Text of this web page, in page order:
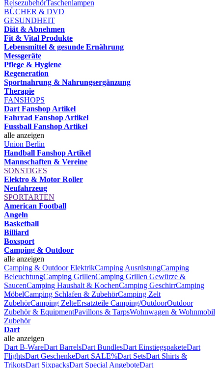
ReisezubehörTaschenlampen
BÜCHER & DVD
GESUNDHEIT
Diät & Abnehmen
Fit & Vital Produkte
Lebensmittel & gesunde Ernährung
Messgeräte
Pflege & Hygiene
Regeneration
Sportnahrung & Nahrungsergänzung
Therapie
FANSHOPS
Dart Fanshop Artikel
Fahrrad Fanshop Artikel
Fussball Fanshop Artikel
alle anzeigen
Union Berlin
Handball Fanshop Artikel
Mannschaften & Vereine
SONSTIGES
Elektro & Motor Roller
Neufahrzeug
SPORTARTEN
American Football
Angeln
Basketball
Billiard
Boxsport
Camping & Outdoor
alle anzeigen
Camping & Outdoor ElektrikCamping AusrüstungCamping
BeleuchtungCamping GrillenCamping Grillen Gewürze &
SaucenCamping Haushalt & KochenCamping GeschirrCamping
MöbelCamping Schlafen & ZubehörCamping Zelt
ZubehörCamping ZelteErsatzteile Camping/OutdoorOutdoor
Zubehör & EquipmentPavillons & TarpsWohnwagen & Wohnmobil
Zubehör
Dart
alle anzeigen
Dart B-WareDart BarrelsDart BundlesDart EinstiegspaketeDart
FlightsDart GeschenkeDart SALE%Dart SetsDart Shirts &
TrikotsDart SixpacksDart Special AngeboteDart